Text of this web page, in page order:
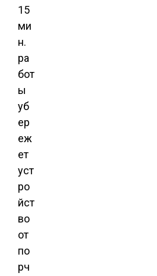
15
ми
н.
ра
бот
ы
уб
ер
еж
ет
уст
ро
йст
во
от
по
рч